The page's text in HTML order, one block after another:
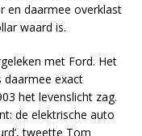
en daarmee overklast
waard is.
met Ford. Het
daarmee exact
het levenslicht zag.
de elektrische auto
tweette Tom